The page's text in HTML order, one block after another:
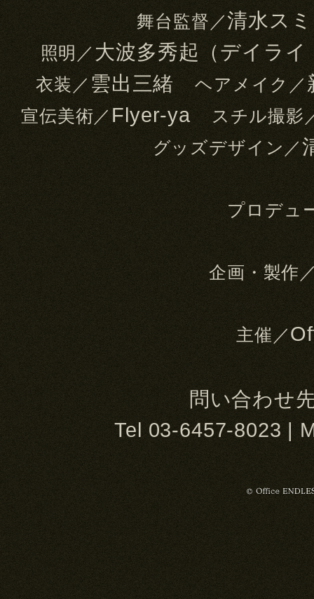
舞台監督／清水ス
照明／ 大波多秀起（デイラ
衣装／ 雲出三緒ヘアメイク／
宣伝美術／ Flyer-ya
スチル撮影
グッズデザイン／
プロデュ
企画・製作
主催／
問い合わせ
Tel 03-6457-8023 |